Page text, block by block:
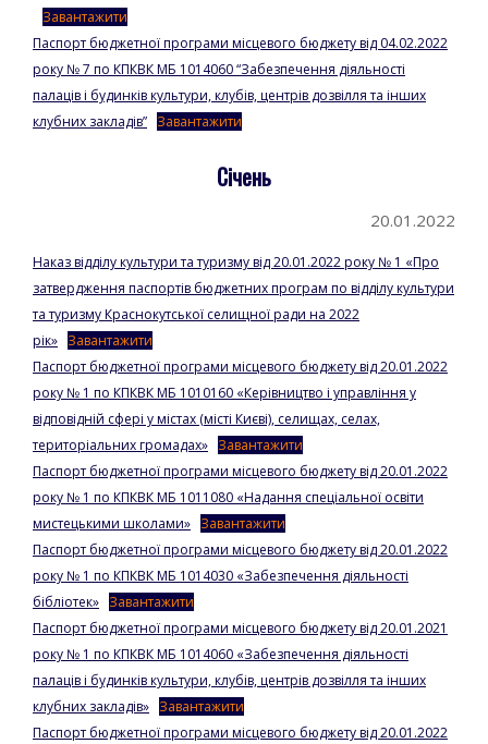
Завантажити
Паспорт бюджетної програми місцевого бюджету від 04.02.2022
року № 7 по КПКВК МБ 1014060 “Забезпечення діяльності
палаців і будинків культури, клубів, центрів дозвілля та інших
клубних закладів” Завантажити
Січень
20.01.2022
Наказ відділу культури та туризму від 20.01.2022 року № 1 «Про
затвердження паспортів бюджетних програм по відділу культури
та туризму Краснокутської селищної ради на 2022
рік» Завантажити
Паспорт бюджетної програми місцевого бюджету від 20.01.2022
року № 1 по КПКВК МБ 1010160 «Керівництво і управління у
відповідній сфері у містах (місті Києві), селищах, селах,
територіальних громадах» Завантажити
Паспорт бюджетної програми місцевого бюджету від 20.01.2022
року № 1 по КПКВК МБ 1011080 «Надання спеціальної освіти
мистецькими школами» Завантажити
Паспорт бюджетної програми місцевого бюджету від 20.01.2022
року № 1 по КПКВК МБ 1014030 «Забезпечення діяльності
бібліотек» Завантажити
Паспорт бюджетної програми місцевого бюджету від 20.01.2021
року № 1 по КПКВК МБ 1014060 «Забезпечення діяльності
палаців і будинків культури, клубів, центрів дозвілля та інших
клубних закладів» Завантажити
Паспорт бюджетної програми місцевого бюджету від 20.01.2022